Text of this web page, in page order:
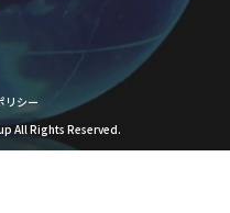
リシー
All Rights Reserved.